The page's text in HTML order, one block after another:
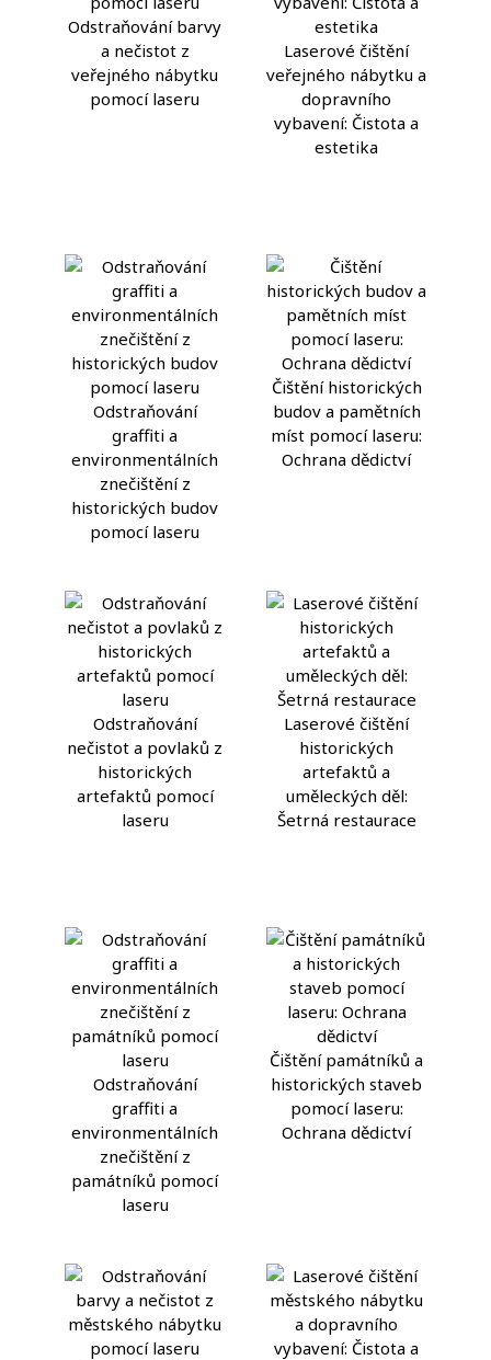
Odstraňování barvy
a nečistot z
veřejného nábytku
pomocí laseru
Laserové čištění
veřejného nábytku a
dopravního
vybavení: Čistota a
estetika
Odstraňování
graffiti a
environmentálních
znečištění z
historických budov
pomocí laseru
Čištění historických
budov a pamětních
míst pomocí laseru:
Ochrana dědictví
Odstraňování
nečistot a povlaků z
historických
artefaktů pomocí
laseru
Laserové čištění
historických
artefaktů a
uměleckých děl:
Šetrná restaurace
Odstraňování
graffiti a
environmentálních
znečištění z
památníků pomocí
laseru
Čištění památníků a
historických staveb
pomocí laseru:
Ochrana dědictví